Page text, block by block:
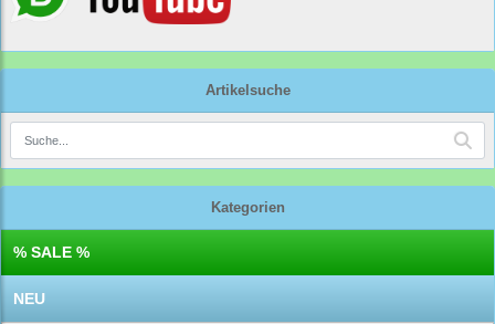
Artikelsuche
Kategorien
% SALE %
NEU